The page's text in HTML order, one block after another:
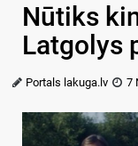
Nūtiks
Latgolys
Portals lakuga.lv 7